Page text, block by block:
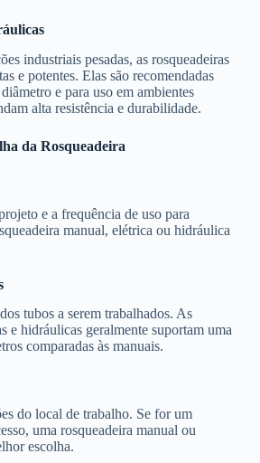
industriais pesadas, as rosqueadeiras
e potentes. Elas são recomendadas
e para uso em ambientes
alta resistência e durabilidade.
da Rosqueadeira
e a frequência de uso para
manual, elétrica ou hidráulica
tubos a serem trabalhados. As
e hidráulicas geralmente suportam uma
comparadas às manuais.
do local de trabalho. Se for um
uma rosqueadeira manual ou
escolha.